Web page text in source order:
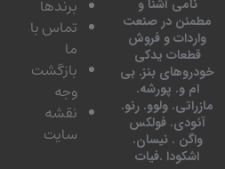
آشنا و
در صنعت
و فروش
یدکی
بنز. بی
و. پورشه.
ولوو. رنو.
فولکس
. نیسان.
.فیات
برندها
تماس با
بازگشت
نقشه
سایت